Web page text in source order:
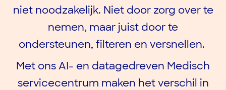
niet noodzakelijk. Niet door zorg over te
nemen, maar juist door te
ondersteunen, filteren en versnellen.
Met ons AI- en datagedreven Medisch
servicecentrum maken het verschil in